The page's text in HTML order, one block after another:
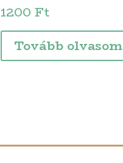
1200 Ft
Tovább olvasom